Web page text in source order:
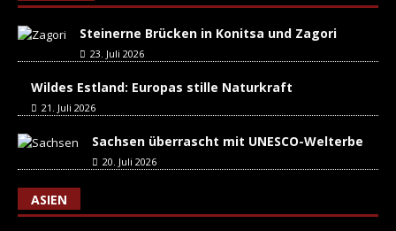
Steinerne Brücken in Konitsa und Zagori
23. Juli 2026
Wildes Estland: Europas stille Naturkraft
21. Juli 2026
Sachsen überrascht mit UNESCO-Welterbe
20. Juli 2026
ASIEN